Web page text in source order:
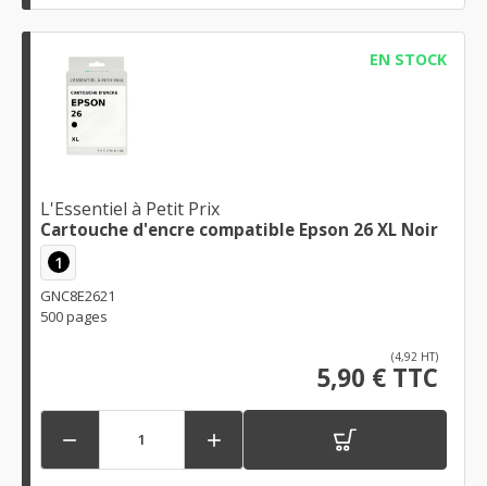
EN STOCK
L'Essentiel à Petit Prix
Cartouche d'encre compatible Epson 26 XL Noir
1
GNC8E2621
500 pages
(4,92 HT)
5,90 € TTC
 